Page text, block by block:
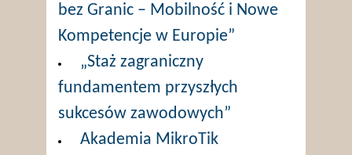
bez Granic – Mobilność i Nowe
Kompetencje w Europie”
„Staż zagraniczny
fundamentem przyszłych
sukcesów zawodowych”
Akademia MikroTik